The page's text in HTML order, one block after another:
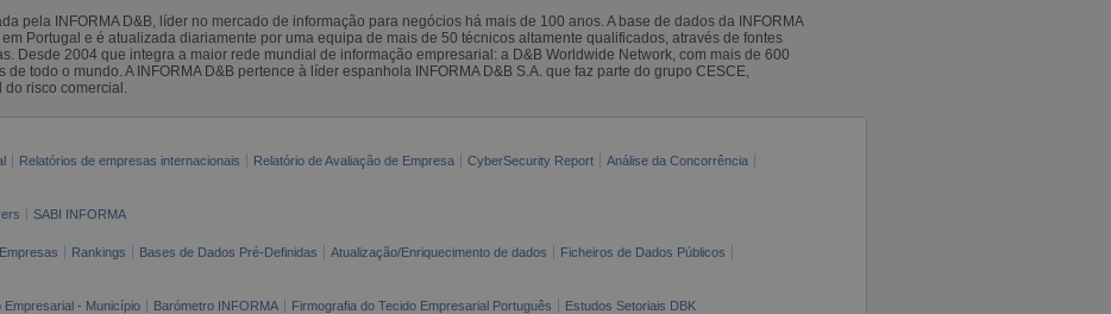
pela INFORMA D&B, líder no mercado de informação para negócios há mais de 100 anos. A base de dados da INFORMA
Portugal e é atualizada diariamente por uma equipa de mais de 50 técnicos altamente qualificados, através de fontes
Desde 2004 que integra a maior rede mundial de informação empresarial: a D&B Worldwide Network, com mais de 600
todo o mundo. A INFORMA D&B pertence à líder espanhola INFORMA D&B S.A. que faz parte do grupo CESCE,
risco comercial.
Relatórios de empresas internacionais Relatório de Avaliação de Empresa CyberSecurity Report
Análise da Concorrência
SABI INFORMA
Rankings Bases de Dados Pré-Definidas Atualização/Enriquecimento de dados
Ficheiros de Dados Públicos
Empresarial - Município Barómetro INFORMA Firmografia do Tecido Empresarial Português Estudos Setoriais DBK